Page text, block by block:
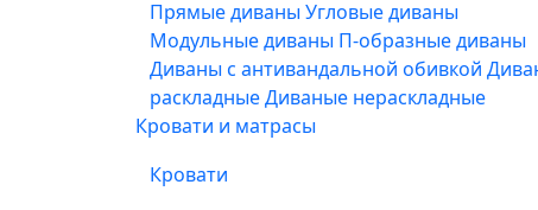
Прямые диваны Угловые диваны
Модульные диваны П-образные диваны
Диваны с антивандальной обивкой
раскладныеДиваные нераскладные
Кровати и матрасы
Кровати